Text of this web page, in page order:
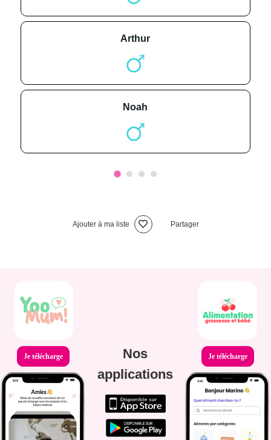
arthur
noah
Ajouter à ma liste Partager
Je télécharge
Nos
applications
Je télécharge